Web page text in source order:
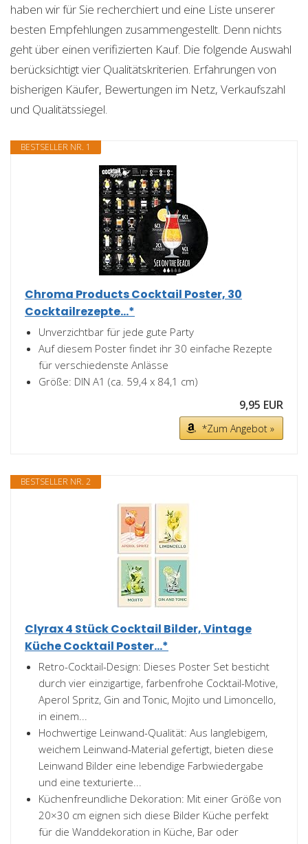
haben wir für Sie recherchiert und eine Liste unserer
besten Empfehlungen zusammengestellt. Denn nichts
geht über einen verifizierten Kauf. Die folgende Auswahl
berücksichtigt vier Qualitätskriterien. Erfahrungen von
bisherigen Käufer, Bewertungen im Netz, Verkaufszahl
und Qualitätssiegel.
BESTSELLER NR. 1
Chroma Products Cocktail Poster, 30
Cocktailrezepte...*
Unverzichtbar für jede gute Party
Auf diesem Poster findet ihr 30 einfache Rezepte
für verschiedenste Anlässe
Größe: DIN A1 (ca. 59,4 x 84,1 cm)
9,95 EUR
*Zum Angebot »
BESTSELLER NR. 2
Clyrax 4 Stück Cocktail Bilder, Vintage
Küche Cocktail Poster...*
Retro-Cocktail-Design: Dieses Poster Set besticht
durch vier einzigartige, farbenfrohe Cocktail-Motive,
Aperol Spritz, Gin and Tonic, Mojito und Limoncello,
in einem...
Hochwertige Leinwand-Qualität: Aus langlebigem,
weichem Leinwand-Material gefertigt, bieten diese
Leinwand Bilder eine lebendige Farbwiedergabe
und eine texturierte...
Küchenfreundliche Dekoration: Mit einer Größe von
20×30 cm eignen sich diese Bilder Küche perfekt
für die Wanddekoration in Küche, Bar oder